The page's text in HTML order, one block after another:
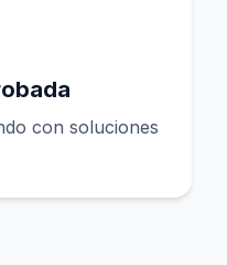
con soluciones